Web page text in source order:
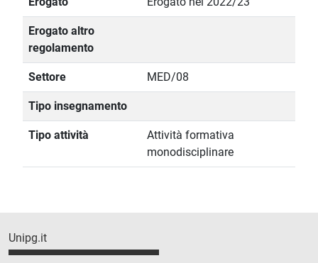
Erogato altro
regolamento
Settore MED/08
Tipo insegnamento
Tipo attività
Attività formativa
monodisciplinare
Unipg.it